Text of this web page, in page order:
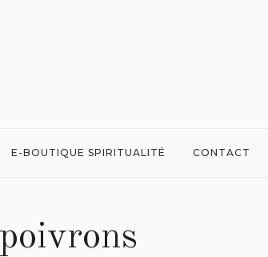
E-BOUTIQUE SPIRITUALITÉ CONTACT